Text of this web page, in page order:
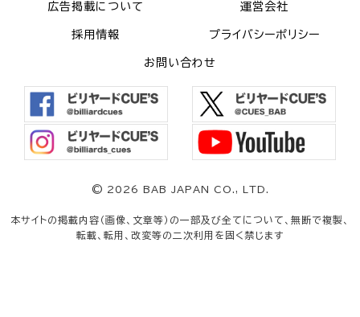
広告掲載について 運営会社
採用情報 プライバシーポリシー
お問い合わせ
© 2026 BAB JAPAN CO., LTD.
本サイトの掲載内容（画像、文章等）の一部及び全てについて、無断で複製、
転載、転用、改変等の二次利用を固く禁じます